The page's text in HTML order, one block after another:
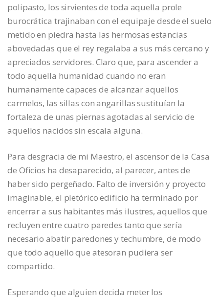
polipasto, los sirvientes de toda aquella prole
burocrática trajinaban con el equipaje desde el suelo
metido en piedra hasta las hermosas estancias
abovedadas que el rey regalaba a sus más cercano y
apreciados servidores. Claro que, para ascender a
todo aquella humanidad cuando no eran
humanamente capaces de alcanzar aquellos
carmelos, las sillas con angarillas sustituían la
fortaleza de unas piernas agotadas al servicio de
aquellos nacidos sin escala alguna.
Para desgracia de mi Maestro, el ascensor de la Casa
de Oficios ha desaparecido, al parecer, antes de
haber sido pergeñado. Falto de inversión y proyecto
imaginable, el pletórico edificio ha terminado por
encerrar a sus habitantes más ilustres, aquellos que
recluyen entre cuatro paredes tanto que sería
necesario abatir paredones y techumbre, de modo
que todo aquello que atesoran pudiera ser
compartido.
Esperando que alguien decida meter los